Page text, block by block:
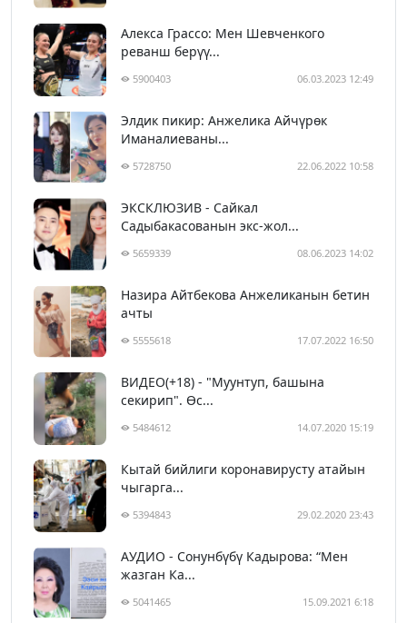
Алекса Грассо: Мен Шевченкого
реванш берүү...
5900403 06.03.2023 12:49
Элдик пикир: Анжелика Айчүрөк
Иманалиеваны...
5728750 22.06.2022 10:58
ЭКСКЛЮЗИВ - Сайкал
Садыбакасованын экс-жол...
5659339 08.06.2023 14:02
Назира Айтбекова Анжеликанын бетин
ачты
5555618 17.07.2022 16:50
ВИДЕО(+18) - "Муунтуп, башына
секирип". Өс...
5484612 14.07.2020 15:19
Кытай бийлиги коронавирусту атайын
чыгарга...
5394843 29.02.2020 23:43
АУДИО - Сонунбүбү Кадырова: “Мен
жазган Ка...
5041465 15.09.2021 6:18